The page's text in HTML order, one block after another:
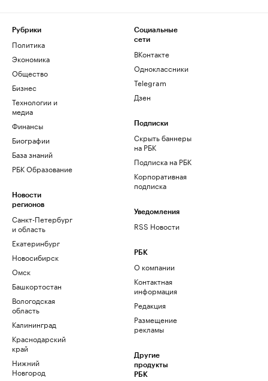
Рубрики
Политика
Экономика
Общество
Бизнес
Технологии и
медиа
Финансы
Биографии
База знаний
РБК Образование
Новости
регионов
Санкт-Петербург
и область
Екатеринбург
Новосибирск
Омск
Башкортостан
Вологодская
область
Калининград
Краснодарский
край
Нижний
Новгород
Социальные
сети
ВКонтакте
Одноклассники
Telegram
Дзен
Подписки
Скрыть баннеры
на РБК
Подписка на РБК
Корпоративная
подписка
Уведомления
RSS Новости
РБК
О компании
Контактная
информация
Редакция
Размещение
рекламы
Другие
продукты
РБК